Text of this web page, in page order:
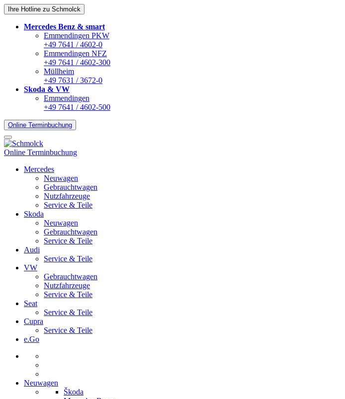
Ihre Hotline zu Schmolck
Mercedes Benz & smart
Emmendingen PKW
+49 7641 / 4602-0
Emmendingen NFZ
+49 7641 / 4602-300
Müllheim
+49 7631 / 3672-0
Skoda & VW
Emmendingen
+49 7641 / 4602-500
Online Terminbuchung
Online Terminbuchung
Mercedes
Neuwagen
Gebrauchtwagen
Nutzfahrzeuge
Service & Teile
Skoda
Neuwagen
Gebrauchtwagen
Service & Teile
Audi
Service & Teile
VW
Gebrauchtwagen
Nutzfahrzeuge
Service & Teile
Seat
Service & Teile
Cupra
Service & Teile
e.Go
Neuwagen
Škoda